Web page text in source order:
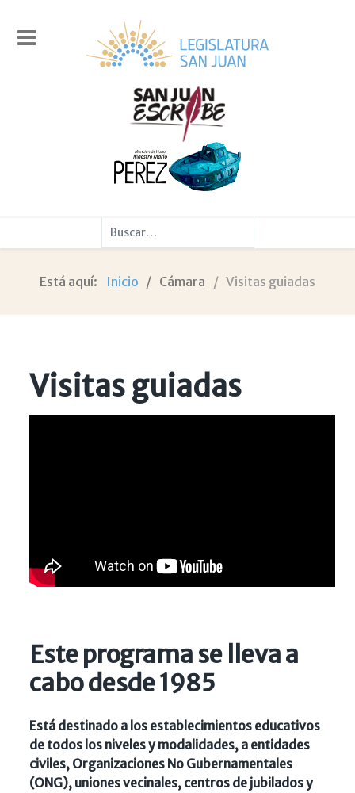
Buscar
Está aquí: Inicio Cámara Visitas guiadas
Visitas guiadas
Este programa se lleva a
cabo desde 1985
Está destinado a los establecimientos educativos
de todos los niveles y modalidades, a entidades
civiles, Organizaciones No Gubernamentales
(ONG), uniones vecinales, centros de jubilados y